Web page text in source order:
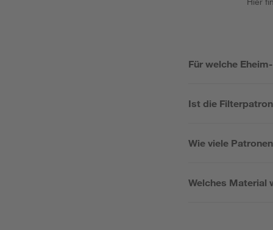
Für welche
Ist die
Wie viele
Welches Material